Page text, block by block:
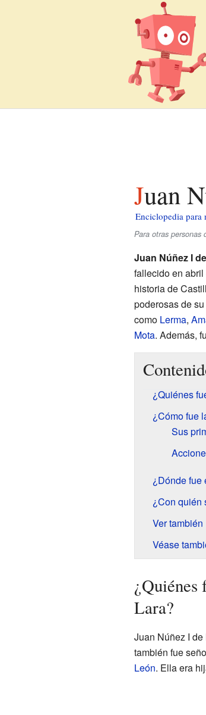
Juan
Enciclopedia para
Para otras personas
Juan Núñez I
fallecido en
historia de
poderosas de
como Lerma,
Mota. Además,
¿Quiénes
¿Cómo fue
Sus
¿Dónde fue
¿Con quién
Ver también
Véase
¿Quiénes
Lara?
Juan Núñez I
también fue
León. Ella era